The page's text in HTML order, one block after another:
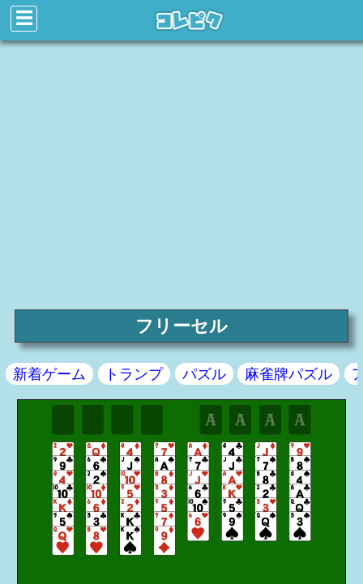
☰
フリーセル
新着ゲーム トランプ パズル 麻雀牌パズル